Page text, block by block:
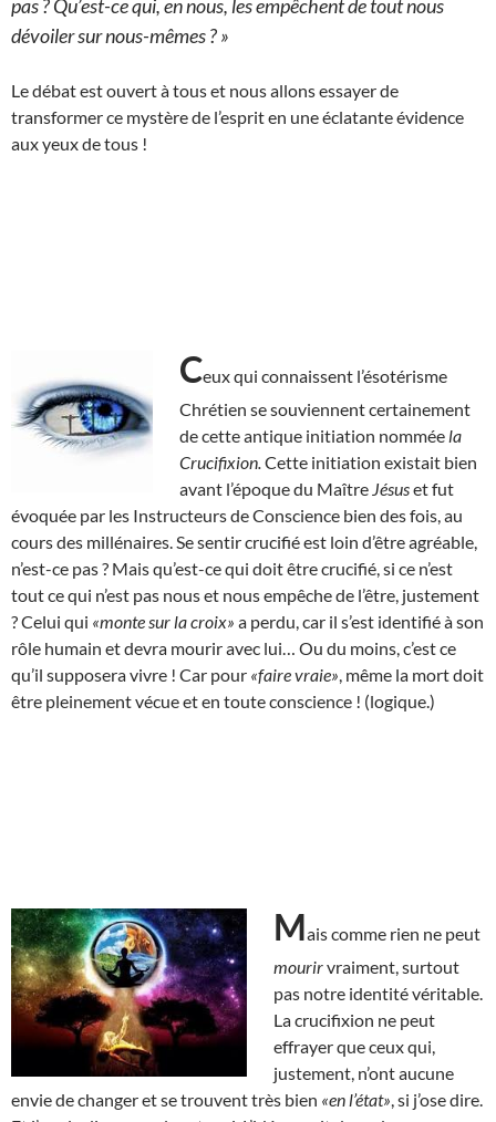
pas ? Qu’est-ce qui, en nous, les empêchent de tout nous
dévoiler sur nous-mêmes ? »
Le débat est ouvert à tous et nous allons essayer de
transformer ce mystère de l’esprit en une éclatante évidence
aux yeux de tous !
Ceux qui connaissent l’ésotérisme
Chrétien se souviennent certainement
de cette antique initiation nommée la
Crucifixion. Cette initiation existait bien
avant l’époque du Maître Jésuset fut
évoquée par les Instructeurs de Conscience bien des fois, au
cours des millénaires. Se sentir crucifié est loin d’être agréable,
n’est-ce pas ? Mais qu’est-ce qui doit être crucifié, si ce n’est
tout ce qui n’est pas nous et nous empêche de l’être, justement
? Celui qui «monte sur la croix» a perdu, car il s’est identifié à son
rôle humain et devra mourir avec lui… Ou du moins, c’est ce
qu’il supposera vivre ! Car pour «faire vraie» , même la mort doit
être pleinement vécue et en toute conscience ! (logique.)
Mais comme rien ne peut
mourirvraiment, surtout
pas notre identité véritable.
La crucifixion ne peut
effrayer que ceux qui,
justement, n’ont aucune
envie de changer et se trouvent très bien «en l’état» , si j’ose dire.